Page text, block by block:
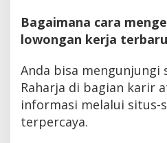
Bagaimana cara
lowongan kerja terbaru
Anda bisa mengunjungi
Raharja di bagian karir
informasi melalui situs-
terpercaya.